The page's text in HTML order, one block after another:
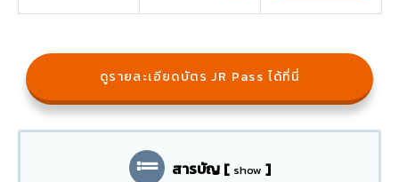
ดูรายละเอียดบัตร JR Pass ได้ที่นี่
สารบัญ [ show ]